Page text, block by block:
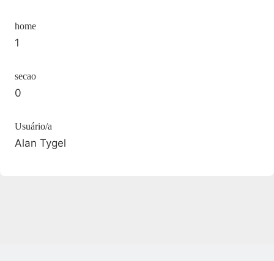
home
1
secao
0
Usuário/a
Alan Tygel